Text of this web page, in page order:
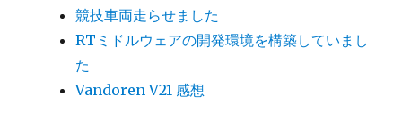
競技車両走らせました
RTミドルウェアの開発環境を構築していまし
た
Vandoren V21 感想